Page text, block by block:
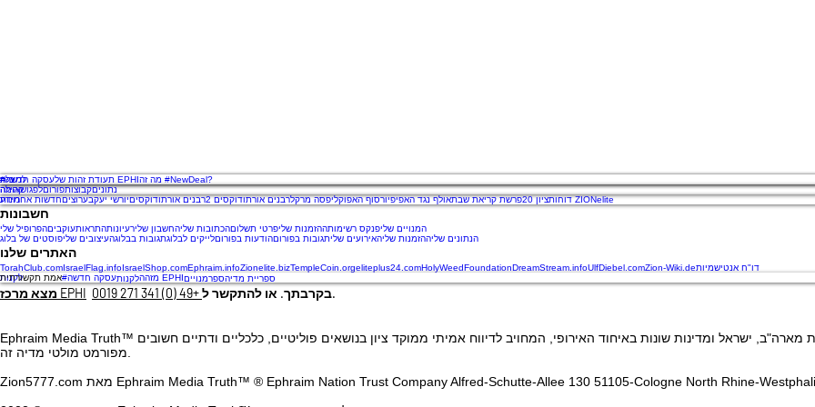
למעלה
בית#עסקה חדשה תעודת זהות של EPHI
מה זה #NewDeal?
קהילה
אומהלפגושפורוםקבוצותנתונים
מידע
חדשות אחרונותערוציםיורשי יעקברבנים אורתודוקסים רבנים אורתודוקסים 2סוף האפוקליפסה מרקלאולף נגד האפיפיורפרשת קריאת שבת ציון 20 דוחות ZIONelite
חשבונות
הפרופיל שליעוקביםהתראותרעיונותהחשבון שליהכתובות שליפרטי תשלוםההזמנות שליפנקס רשימותהמנויים שלי
פוסטים של בלוגהעיצובים שליתגובות בבלוגלייקים לבלוגהודעות בפורוםתגובות בפורוםהאירועים שליההזמנות שליהנתונים שלי
האתרים שלנו
TorahClub.comIsraelFlag.infoIsraelShop.comEphraim.infoZionelite.bizTempleCoin.orgeliteplus24.comHolyWeedFoundationDreamStream.infoUlfDiebel.comZion-Wiki.deדו"ח אנטישמיות
לקנות
אמת תקשורתית #עסקה חדשהלקנות מזהה EPHIמנוייםספרספריית מדיה
מצא מרכז EPHI בקרבתך. או להתקשר ל+49 (0) 341 271 0019 .
Ephraim Media Truth™ הוא השם המסחרי של איגוד חברות דיגיטליות מארה"ב, ישראל ומדינות שונות באיחוד האירופי, המחויב לדיווח אמיתי ממוקד ציון בנושאים פוליטיים, כלכליים ודתיים חשובים. Zion5777.com הוא חלק
Zion5777.com מאת Ephraim Media Truth™ ® Ephraim Nation Trust Company Alfred-Schutte-Allee 130 51105-Cologne North Rhine-